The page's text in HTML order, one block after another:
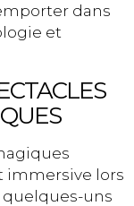
dans
et
immersive lors
quelques-uns